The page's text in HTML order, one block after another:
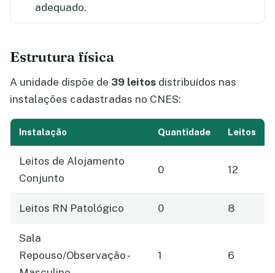
adequado.
Estrutura física
A unidade dispõe de 39 leitos distribuídos nas
instalações cadastradas no CNES:
Instalação Quantidade Leitos
Leitos de Alojamento
Conjunto
0 12
Leitos RN Patológico 0 8
Sala
Repouso/Observação -
1 6